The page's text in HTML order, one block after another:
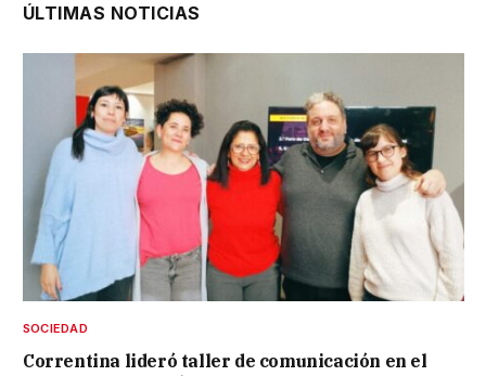
ÚLTIMAS NOTICIAS
SOCIEDAD
Correntina lideró taller de comunicación en el